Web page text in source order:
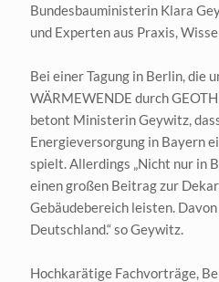
Bundesbauministerin Klara
und Experten aus Praxis,
Bei einer Tagung in Berlin, die
WÄRMEWENDE durch
betont Ministerin Geywitz,
Energieversorgung in Bayern
spielt. Allerdings „Nicht nur in
einen großen Beitrag zur
Gebäudebereich leisten.
Deutschland.“ so Geywitz.
Hochkarätige Fachvorträge,